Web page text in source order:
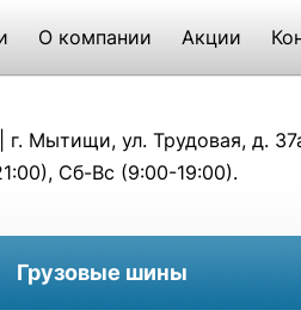
О компании Акции
г. Мытищи, ул. Трудовая, д.
Сб-Вс (9:00-19:00).
Грузовые шины